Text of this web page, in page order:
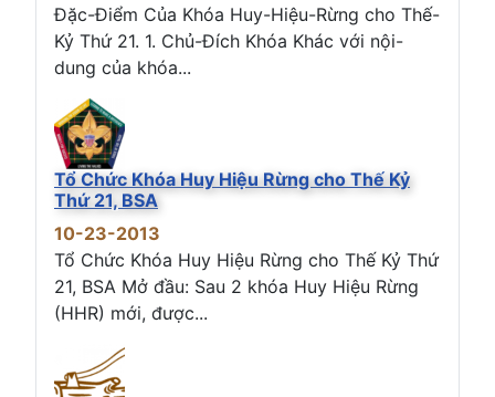
Đặc-Điểm Của Khóa Huy-Hiệu-Rừng cho Thế-
Kỷ Thứ 21. 1. Chủ-Đích Khóa Khác với nội-
dung của khóa...
Tổ Chức Khóa Huy Hiệu Rừng cho Thế Kỷ
Thứ 21, BSA
10-23-2013
Tổ Chức Khóa Huy Hiệu Rừng cho Thế Kỷ Thứ
21, BSA Mở đầu: Sau 2 khóa Huy Hiệu Rừng
(HHR) mới, được...